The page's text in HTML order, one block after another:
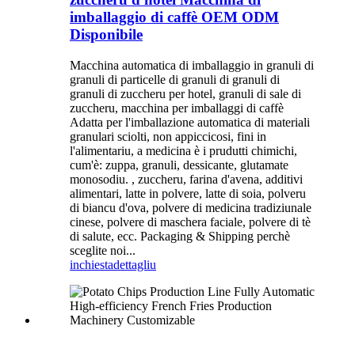
imballaggio di caffè OEM ODM
Disponibile
Macchina automatica di imballaggio in granuli di
granuli di particelle di granuli di granuli di
granuli di zuccheru per hotel, granuli di sale di
zuccheru, macchina per imballaggi di caffè
Adatta per l'imballazione automatica di materiali
granulari sciolti, non appiccicosi, fini in
l'alimentariu, a medicina è i prudutti chimichi,
cum'è: zuppa, granuli, dessicante, glutamate
monosodiu. , zuccheru, farina d'avena, additivi
alimentari, latte in polvere, latte di soia, polveru
di biancu d'ova, polvere di medicina tradiziunale
cinese, polvere di maschera faciale, polvere di tè
di salute, ecc. Packaging & Shipping perchè
sceglite noi...
inchiestadettagliu